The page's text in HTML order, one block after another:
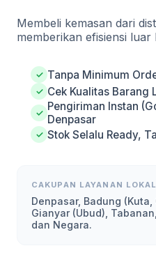
Membeli kemasan dari
memberikan efisiensi luar
✓ Tanpa Minimum
✓ Cek Kualitas Barang
✓ Pengiriman Instan
Denpasar
✓ Stok Selalu Ready,
CAKUPAN LAYANAN
Denpasar, Badung (Kuta,
Gianyar (Ubud),
dan Negara.